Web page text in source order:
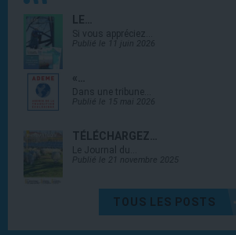
LE…
Si vous appréciez…
Publié le 11 juin 2026
«…
Dans une tribune…
Publié le 15 mai 2026
TÉLÉCHARGEZ…
Le Journal du…
Publié le 21 novembre 2025
TOUS LES POSTS